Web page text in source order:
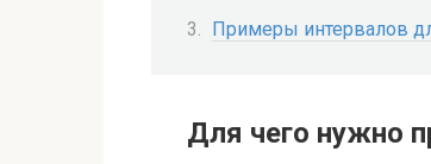
Примеры интервалов
Для чего нужно